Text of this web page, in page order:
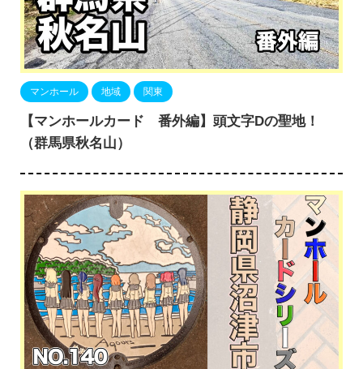
マンホール 地域 関東
【マンホールカード 番外編】頭文字Dの聖地！
（群馬県秋名山）